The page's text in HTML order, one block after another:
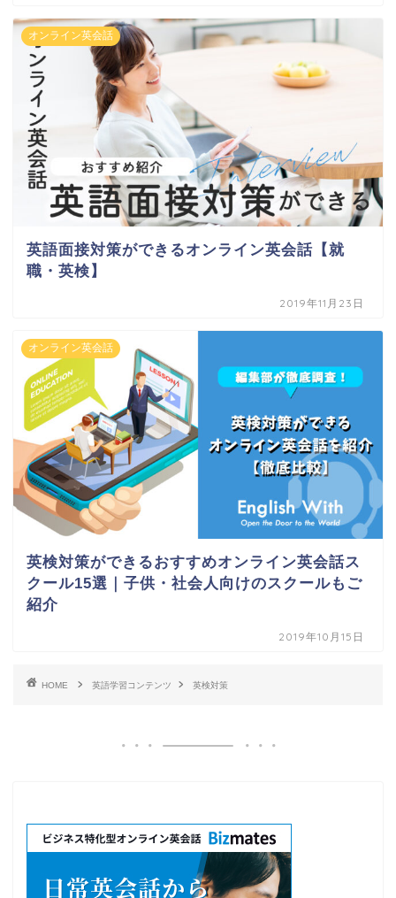
オンライン英会話
英語面接対策ができるオンライン英会話【就
職・英検】
2019年11月23日
オンライン英会話
英検対策ができるおすすめオンライン英会話ス
クール15選｜子供・社会人向けのスクールもご
紹介
2019年10月15日
HOME 英語学習コンテンツ 英検対策